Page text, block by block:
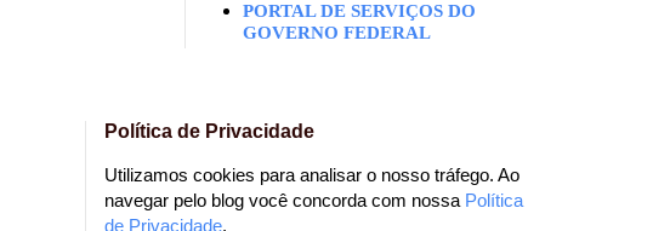
PORTAL DE SERVIÇOS DO
GOVERNO FEDERAL
Política de Privacidade
Utilizamos cookies para analisar o nosso tráfego. Ao
navegar pelo blog você concorda com nossa Política
de Privacidade.